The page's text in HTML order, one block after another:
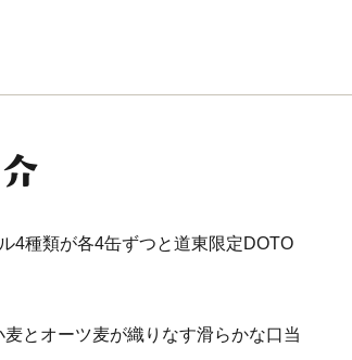
4種類が各4缶ずつと道東限定DOTO
とオーツ麦が織りなす滑らかな口当